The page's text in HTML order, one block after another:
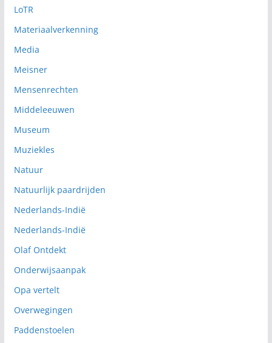
LoTR
Materiaalverkenning
Media
Meisner
Mensenrechten
Middeleeuwen
Museum
Muziekles
Natuur
Natuurlijk paardrijden
Nederlands-Indië
Nederlands-Indië
Olaf Ontdekt
Onderwijsaanpak
Opa vertelt
Overwegingen
Paddenstoelen